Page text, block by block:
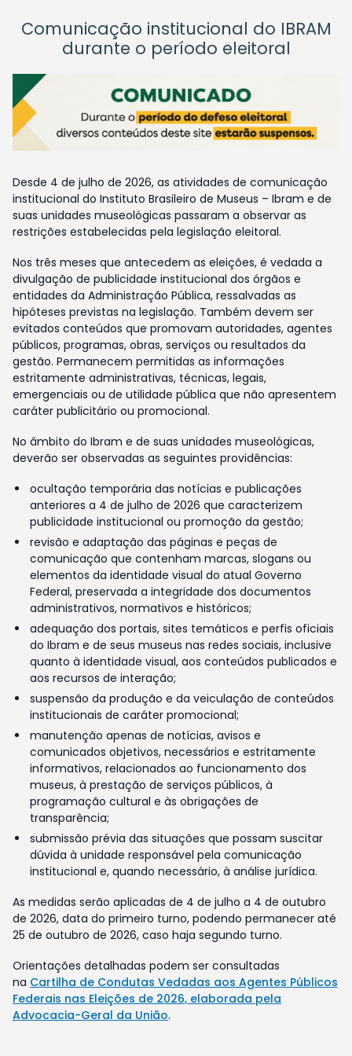
Comunicação institucional do IBRAM
durante o período eleitoral
Desde 4 de julho de 2026, as atividades de comunicação
institucional do Instituto Brasileiro de Museus – Ibram e de
suas unidades museológicas passaram a observar as
restrições estabelecidas pela legislação eleitoral.
Nos três meses que antecedem as eleições, é vedada a
divulgação de publicidade institucional dos órgãos e
entidades da Administração Pública, ressalvadas as
hipóteses previstas na legislação. Também devem ser
evitados conteúdos que promovam autoridades, agentes
públicos, programas, obras, serviços ou resultados da
gestão. Permanecem permitidas as informações
estritamente administrativas, técnicas, legais,
emergenciais ou de utilidade pública que não apresentem
caráter publicitário ou promocional.
No âmbito do Ibram e de suas unidades museológicas,
deverão ser observadas as seguintes providências:
ocultação temporária das notícias e publicações
anteriores a 4 de julho de 2026 que caracterizem
publicidade institucional ou promoção da gestão;
revisão e adaptação das páginas e peças de
comunicação que contenham marcas, slogans ou
elementos da identidade visual do atual Governo
Federal, preservada a integridade dos documentos
administrativos, normativos e históricos;
adequação dos portais, sites temáticos e perfis oficiais
do Ibram e de seus museus nas redes sociais, inclusive
quanto à identidade visual, aos conteúdos publicados e
aos recursos de interação;
suspensão da produção e da veiculação de conteúdos
institucionais de caráter promocional;
manutenção apenas de notícias, avisos e
comunicados objetivos, necessários e estritamente
informativos, relacionados ao funcionamento dos
museus, à prestação de serviços públicos, à
programação cultural e às obrigações de
transparência;
submissão prévia das situações que possam suscitar
dúvida à unidade responsável pela comunicação
institucional e, quando necessário, à análise jurídica.
As medidas serão aplicadas de 4 de julho a 4 de outubro
de 2026, data do primeiro turno, podendo permanecer até
25 de outubro de 2026, caso haja segundo turno.
Orientações detalhadas podem ser consultadas
na Cartilha de Condutas Vedadas aos Agentes Públicos
Federais nas Eleições de 2026, elaborada pela
Advocacia-Geral da União.